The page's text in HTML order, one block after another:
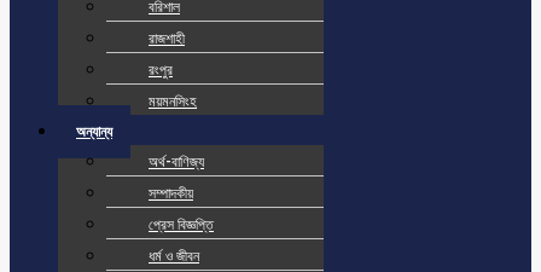
বরিশাল
রাজশাহী
রংপুর
ময়মনসিংহ
অন্যান্য
অর্থ-বাণিজ্য
সম্পাদকীয়
প্রেস বিজ্ঞপ্তি
ধর্ম ও জীবন